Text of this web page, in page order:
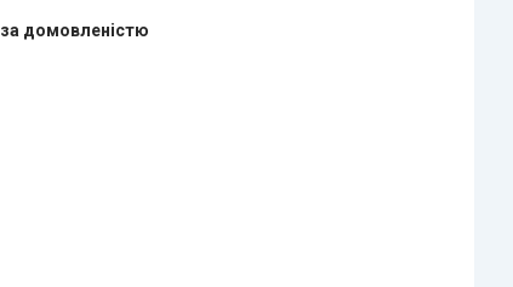
за домовленістю